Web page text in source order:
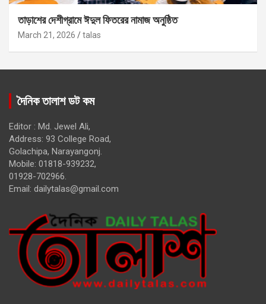
তাড়াশের দেশীগ্রামে ঈদুল ফিতরের নামাজ অনুষ্ঠিত
March 21, 2026 talas
দৈনিক তালাশ ডট কম
Editor : Md. Jewel Ali,
Address: 93 College Road,
Golachipa, Narayangonj.
Mobile: 01818-939232,
01928-702966.
Email: dailytalas@gmail.com